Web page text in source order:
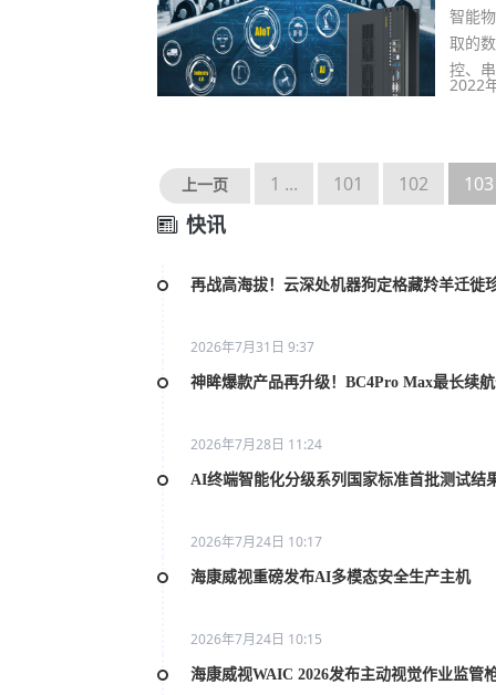
智能
取的
控、
2022
上一页 1 ... 101 102 103
快讯
再战高海拔！云深处机器狗定格藏羚羊迁徙
2026年7月31日 9:37
神眸爆款产品再升级！BC4Pro Max最长续
2026年7月28日 11:24
AI终端智能化分级系列国家标准首批测试结
2026年7月24日 10:17
海康威视重磅发布AI多模态安全生产主机
2026年7月24日 10:15
海康威视WAIC 2026发布主动视觉作业监管